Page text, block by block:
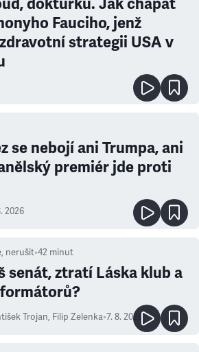
doktůrku. Jak chápat
Fauciho, jenž
strategii USA v
se nebojí ani Trumpa, ani
premiér jde proti
2026
nerušit•42 minut
senát, ztratí Láska klub a
Trojan, Filip Zelenka•7. 8. 2026